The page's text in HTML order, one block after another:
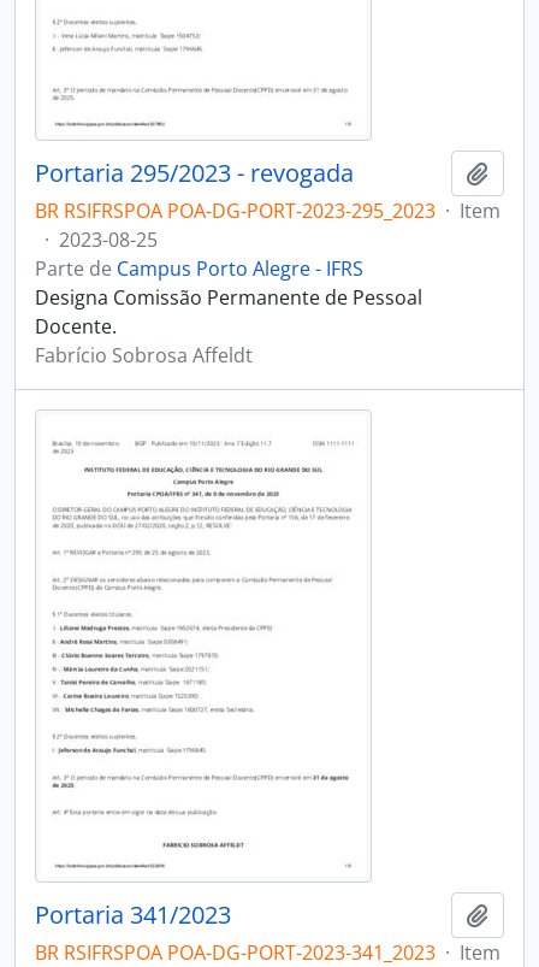
Portaria 295/2023 - revogada
BR RSIFRSPOA POA-DG-PORT-2023-295_2023 · Item
· 2023-08-25
Parte de Campus Porto Alegre - IFRS
Designa Comissão Permanente de Pessoal
Docente.
Fabrício Sobrosa Affeldt
Portaria 341/2023
BR RSIFRSPOA POA-DG-PORT-2023-341_2023 · Item